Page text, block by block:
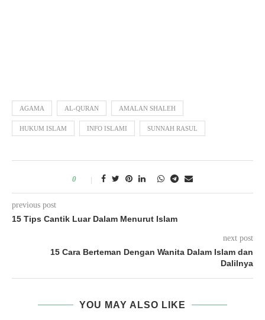
AGAMA AL-QURAN AMALAN SHALEH
HUKUM ISLAM INFO ISLAMI SUNNAH RASUL
0
previous post
15 Tips Cantik Luar Dalam Menurut Islam
next post
15 Cara Berteman Dengan Wanita Dalam Islam dan
Dalilnya
YOU MAY ALSO LIKE